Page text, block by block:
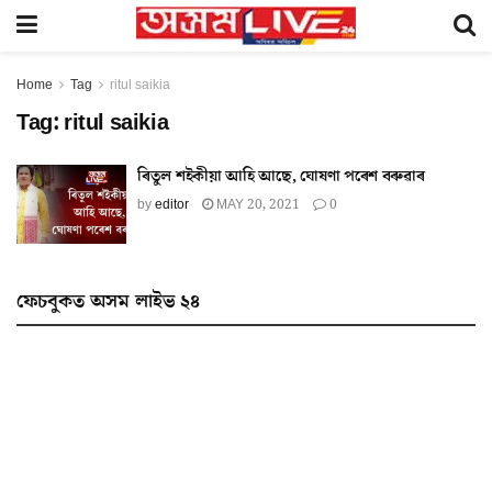
Home Tag ritul saikia
Tag: ritul saikia
ৰিতুল শইকীয়া আহি আছে, ঘোষণা পৰেশ বৰুৱাৰ
byeditor MAY 20, 2021 0
ফেচবুকত অসম লাইভ ২৪